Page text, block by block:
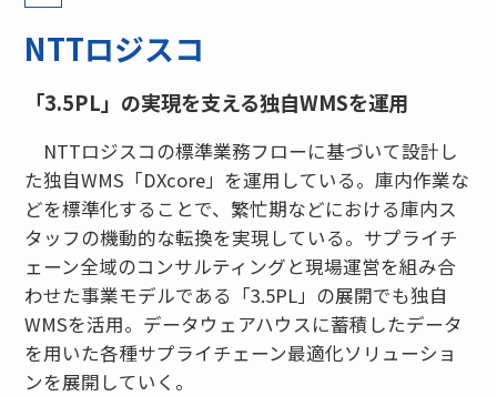
NTTロジスコ
「3.5PL」の実現を支える独自WMSを運用
NTTロジスコの標準業務フローに基づいて設計し
た独自WMS「DXcore」を運用している。庫内作業な
どを標準化することで、繁忙期などにおける庫内ス
タッフの機動的な転換を実現している。サプライチ
ェーン全域のコンサルティングと現場運営を組み合
わせた事業モデルである「3.5PL」の展開でも独自
WMSを活用。データウェアハウスに蓄積したデータ
を用いた各種サプライチェーン最適化ソリューショ
ンを展開していく。